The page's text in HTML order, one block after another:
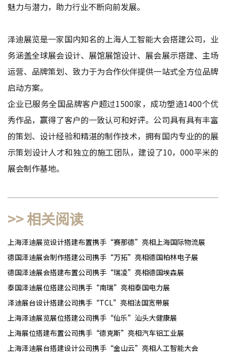
魅力与潜力，助力行业不断向前发展。
泽迪展览是一家国内知名的上海人工智能大会搭建公司，业
务涵盖全球展会设计、展馆展馆设计、展会展示搭建、主场
运营、品牌策划、致力于为合作伙伴提供一站式全方位品牌
启动方案。
企业已服务全国品牌客户超过1500家，成功塑造1400个优
秀作品，赢得了客户的一致认可和好评。公司具有具有丰富
的策划、设计经验和精湛的制作技术，拥有国内专业的的展
示策划设计人才和独立的施工团队，建设了10，000平米的
展会制作基地。
>> 相关阅读
上海泽迪展览设计搭建布置携手“赛那德”亮相上海国际物流展
德国泽迪展会制作搭建公司携手“万拓”亮相德国柏林电子展
德国泽迪展会搭建布置公司携手“瑞凌”亮相德国埃森展
泰国泽迪展位搭建公司携手“南瑞”亮相泰国电力展
泽迪展台设计搭建公司携手“TCL”亮相法国宽带展
上海泽迪展览展位搭建公司携手“仙乐”汕头大健康展
上海展位搭建布置公司携手“德克斯”亮相汽车铝工业展
上海泽迪展台搭建设计公司携手“金山云”亮相人工智能大会